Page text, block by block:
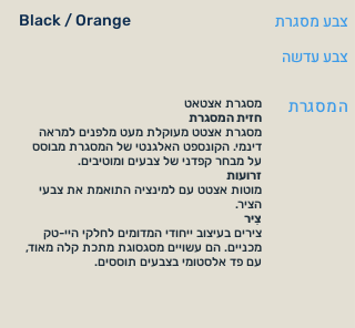
Black / Orange
צבע מסגרת
צבע עדשה
מסגרת אצטאט
חזית המסגרת
מסגרת אצטט מעוקלת מעט מלפנים למראה
דינמי. הקונספט האלגנטי של המסגרת מבוסס
על מבחר קפדני של צבעים ומוטיבים.
זרועות
מוטות אצטט עם למינציה התואמת את צבעי
הציר.
צִיר
צירים בעיצוב ייחודי המדומים לחלקי היי-טק
מכניים. הם עשויים מסגסוגת מתכת קלה מאוד,
עם פד אלסטומי בצבעים תוססים.
המסגרת